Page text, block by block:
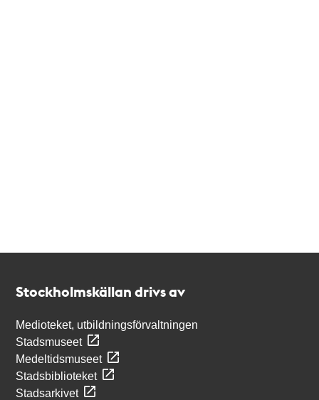
Stockholmskällan drivs av
Medioteket, utbildningsförvaltningen
Stadsmuseet
Medeltidsmuseet
Stadsbiblioteket
Stadsarkivet